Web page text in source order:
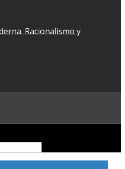
Racionalismo y